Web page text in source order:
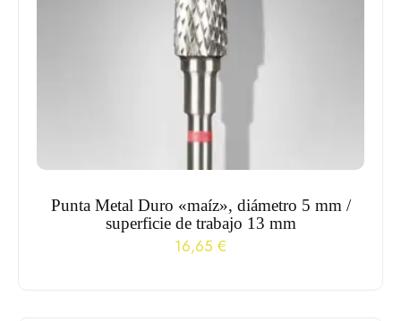
Punta Metal Duro «maíz», diámetro 5 mm /
superficie de trabajo 13 mm
16,65 €